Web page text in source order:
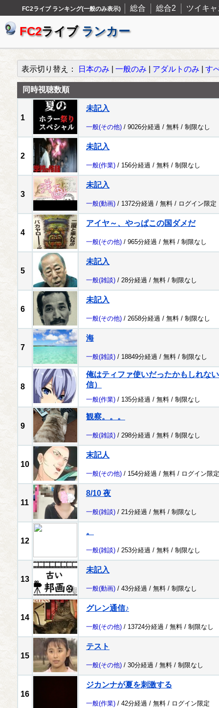
FC2ライブ ランキング(一般のみ表示) 総合 総合2 ツイキャ
FC2ライブ ランカー
表示切り替え： 日本のみ 一般のみ アダルトのみ す
同時視聴数順
1
未記入
一般(その他) / 9026分経過 / 無料 / 制限なし
2
未記入
一般(作業) / 156分経過 / 無料 / 制限なし
3
未記入
一般(動画) / 1372分経過 / 無料 / ログイン限定
4
アイヤ～、やっぱこの国ダメだ
一般(その他) / 965分経過 / 無料 / 制限なし
5
未記入
一般(雑談) / 28分経過 / 無料 / 制限なし
6
未記入
一般(その他) / 2658分経過 / 無料 / 制限なし
7
海
一般(雑談) / 18849分経過 / 無料 / 制限なし
8
俺はティファ使いだったかもしれな
信）
一般(作業) / 135分経過 / 無料 / 制限なし
9
観察。。。
一般(雑談) / 298分経過 / 無料 / 制限なし
10
末記人
一般(その他) / 154分経過 / 無料 / ログイン限定
11
8/10 夜
一般(雑談) / 21分経過 / 無料 / 制限なし
12
。
一般(雑談) / 253分経過 / 無料 / 制限なし
13
未記入
一般(動画) / 43分経過 / 無料 / 制限なし
14
グレン通信♪
一般(その他) / 13724分経過 / 無料 / 制限なし
15
テスト
一般(その他) / 30分経過 / 無料 / 制限なし
16
ジカンナが夏を刺激する
一般(作業) / 42分経過 / 無料 / ログイン限定